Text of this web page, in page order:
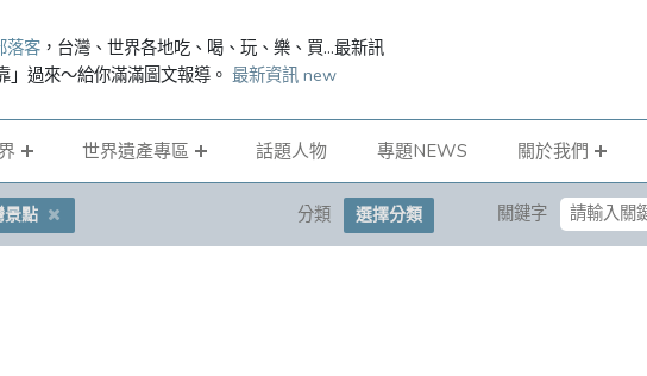
落客 ，台灣、世界各地吃、喝、玩、樂、買...最新訊
」過來～給你滿滿圖文報導。 最新資訊 new
世界遺產專區 話題人物 專題NEWS 關於我們
景點 分類 選擇分類 關鍵字